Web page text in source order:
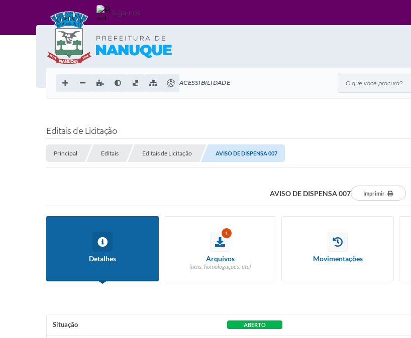
Siga-nos
ACESSIBILIDADE O que voce procura?
Editais de Licitação
Principal Editais Editais de Licitação AVISO DE DISPENSA 007
AVISO DE DISPENSA 007 Imprimir
Detalhes
1
Arquivos
(atas, homologações, etc)
Movimentações
Situação ABERTO